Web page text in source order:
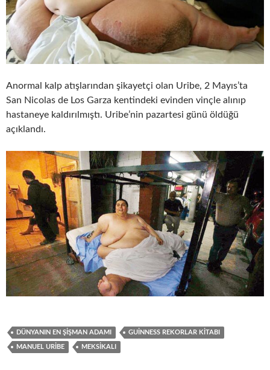
Anormal kalp atışlarından şikayetçi olan Uribe, 2 Mayıs’ta
San Nicolas de Los Garza kentindeki evinden vinçle alınıp
hastaneye kaldırılmıştı. Uribe’nin pazartesi günü öldüğü
açıklandı.
DÜNYANIN EN ŞIŞMAN ADAMI GUINNESS REKORLAR KITABI
MANUEL URIBE MEKSIKALI